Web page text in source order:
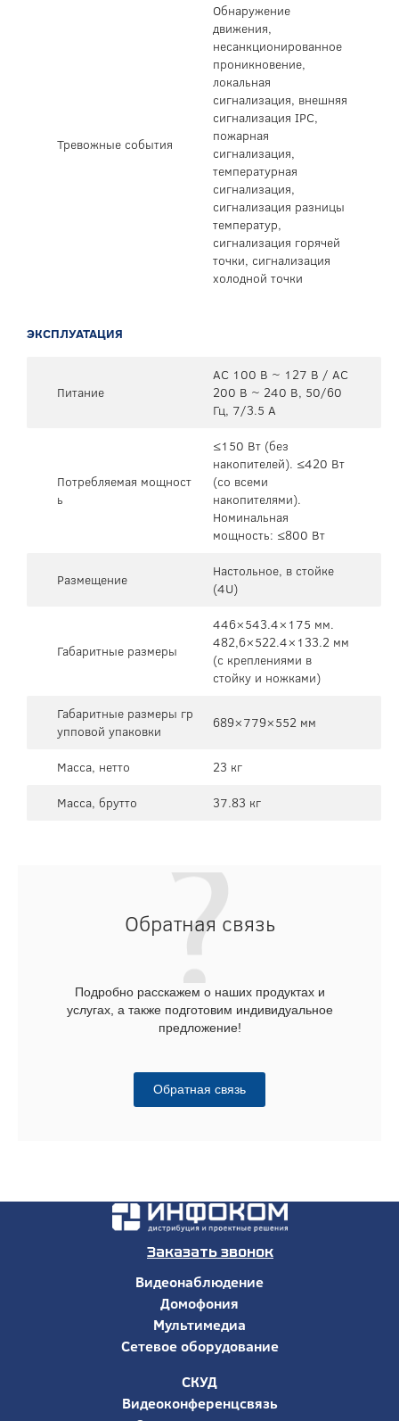
Тревожные события
Обнаружение
движения,
несанкционированное
проникновение,
локальная
сигнализация, внешняя
сигнализация IPC,
пожарная
сигнализация,
температурная
сигнализация,
сигнализация разницы
температур,
сигнализация горячей
точки, сигнализация
холодной точки
ЭКСПЛУАТАЦИЯ
Питание
AC 100 В ~ 127 В / AC
200 В ~ 240 В, 50/60
Гц, 7/3.5 А
Потребляемая мощност
ь
≤150 Вт (без
накопителей). ≤420 Вт
(со всеми
накопителями).
Номинальная
мощность: ≤800 Вт
Размещение
Настольное, в стойке
(4U)
Габаритные размеры
446×543.4×175 мм.
482,6×522.4×133.2 мм
(с креплениями в
стойку и ножками)
Габаритные размеры гр
упповой упаковки
689×779×552 мм
Масса, нетто
23 кг
Масса, брутто
37.83 кг
Обратная связь
Подробно расскажем о наших продуктах и
услугах, а также подготовим индивидуальное
предложение!
Обратная связь
Заказать звонок
Видеонаблюдение
Домофония
Мультимедиа
Сетевое оборудование
СКУД
Видеоконференцсвязь